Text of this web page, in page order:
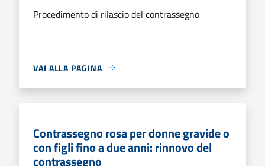
Procedimento di rilascio del contrassegno
VAI ALLA PAGINA
Contrassegno rosa per donne gravide o
con figli fino a due anni: rinnovo del
contrassegno